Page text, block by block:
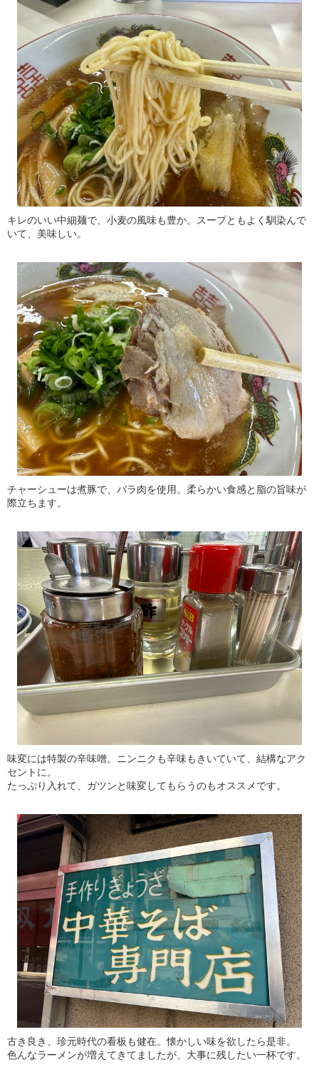
キレのいい中細麺で、小麦の風味も豊か。スープともよく馴染んで
いて、美味しい。
チャーシューは煮豚で、バラ肉を使用。柔らかい食感と脂の旨味が
際立ちます。
味変には特製の辛味噌。ニンニクも辛味もきいていて、結構なアク
セントに。
たっぷり入れて、ガツンと味変してもらうのもオススメです。
古き良き、珍元時代の看板も健在。懐かしい味を欲したら是非。
色んなラーメンが増えてきてましたが、大事に残したい一杯です。